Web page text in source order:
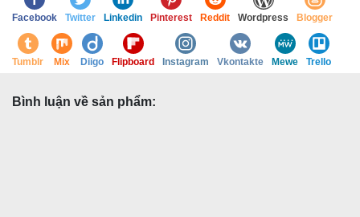
Facebook Twitter Linkedin Pinterest Reddit Wordpress Blogger
Tumblr Mix Diigo Flipboard Instagram Vkontakte Mewe Trello
Bình luận về sản phẩm: